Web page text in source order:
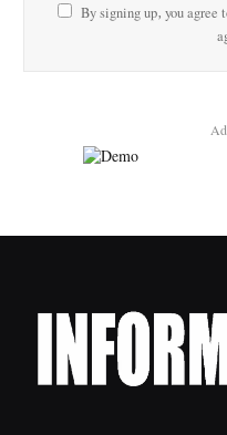
By signing up, you agree